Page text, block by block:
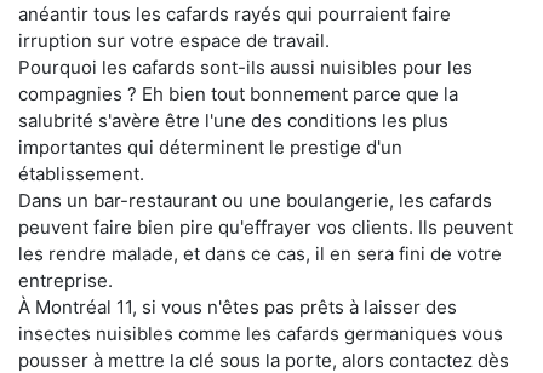
anéantir tous les cafards rayés qui pourraient faire
irruption sur votre espace de travail.
Pourquoi les cafards sont-ils aussi nuisibles pour les
compagnies ? Eh bien tout bonnement parce que la
salubrité s'avère être l'une des conditions les plus
importantes qui déterminent le prestige d'un
établissement.
Dans un bar-restaurant ou une boulangerie, les cafards
peuvent faire bien pire qu'effrayer vos clients. Ils peuvent
les rendre malade, et dans ce cas, il en sera fini de votre
entreprise.
À Montréal 11, si vous n'êtes pas prêts à laisser des
insectes nuisibles comme les cafards germaniques vous
pousser à mettre la clé sous la porte, alors contactez dès